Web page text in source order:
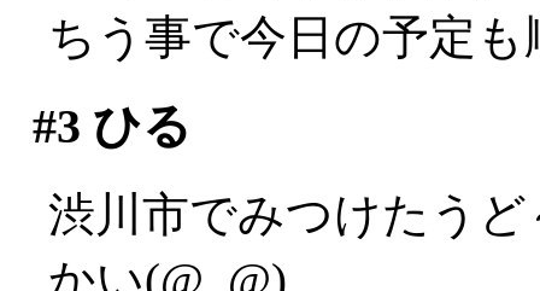
ちう事で今日の予定
#3 ひる
渋川市でみつけたう
かい(@_@)